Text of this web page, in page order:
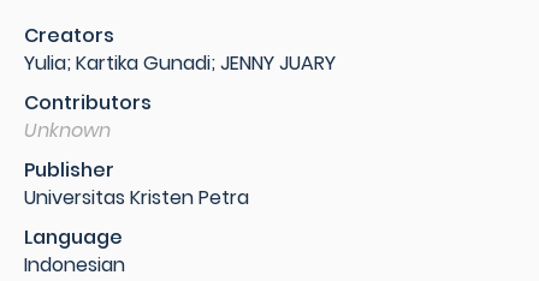
Creators
Yulia; Kartika Gunadi; JENNY JUARY
Contributors
Unknown
Publisher
Universitas Kristen Petra
Language
Indonesian